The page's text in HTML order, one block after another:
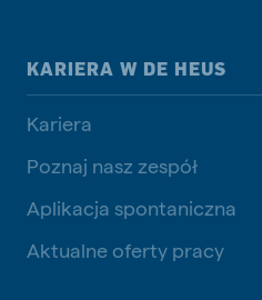
KARIERA W DE HEUS
Kariera
Poznaj nasz zespół
Aplikacja spontaniczna
Aktualne oferty pracy